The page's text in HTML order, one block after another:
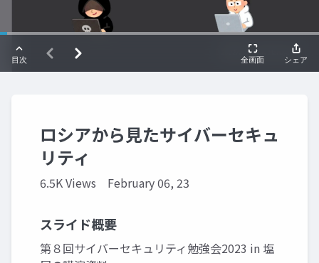
ロシアから見たサイバーセキュ
リティ
6.5K Views February 06, 23
スライド概要
第８回サイバーセキュリティ勉強会2023 in 塩